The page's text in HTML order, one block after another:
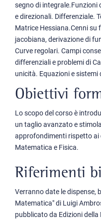
segno di integrale.Funzioni
e direzionali. Differenziale.
Matrice Hessiana.Cenni su
jacobiana, derivazione di
Curve regolari. Campi
differenziali e problemi di
unicità. Equazioni e sistemi
Obiettivi
Lo scopo del corso è
un taglio avanzato e
approfondimenti rispetto ai
Matematica e Fisica.
Riferimenti
Verranno date le dispense,
Matematica" di Luigi
pubblicato da Edizioni della